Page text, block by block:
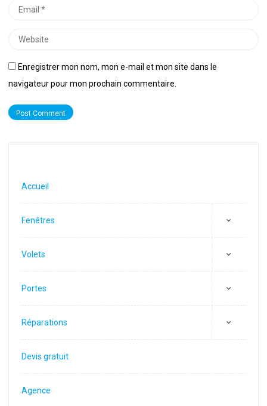
Email
Website
Enregistrer mon nom, mon e-mail et mon site dans le
navigateur pour mon prochain commentaire.
Accueil
Fenêtres
Volets
Portes
Réparations
Devis gratuit
Agence